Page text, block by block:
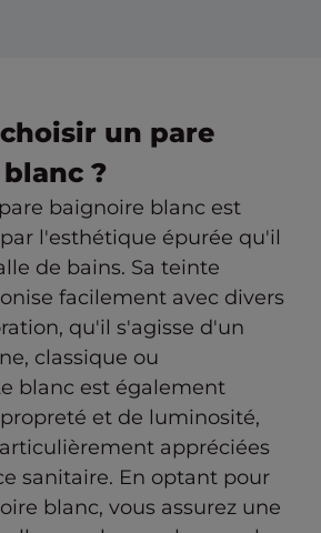
un pare
?
baignoire blanc est
l'esthétique épurée qu'il
de bains. Sa teinte
facilement avec divers
qu'il s'agisse d'un
classique ou
blanc est également
et de luminosité,
appréciées
sanitaire. En optant pour
blanc, vous assurez une